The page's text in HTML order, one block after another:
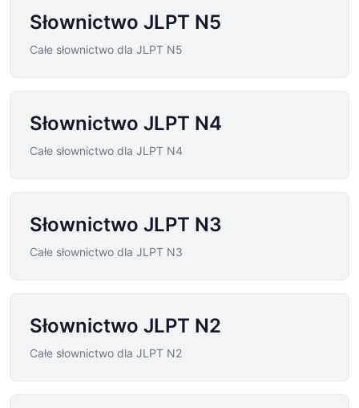
Słownictwo JLPT N5
Całe słownictwo dla JLPT N5
Słownictwo JLPT N4
Całe słownictwo dla JLPT N4
Słownictwo JLPT N3
Całe słownictwo dla JLPT N3
Słownictwo JLPT N2
Całe słownictwo dla JLPT N2